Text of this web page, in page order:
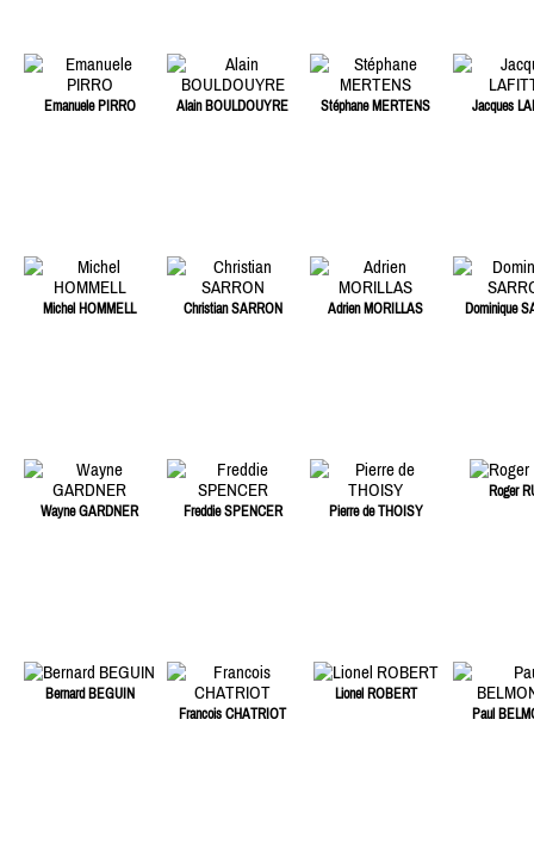
Emanuele PIRRO Alain BOULDOUYRE Stéphane MERTENS Jacques
Michel HOMMELL Christian SARRON Adrien MORILLAS Dominique
Wayne GARDNER Freddie SPENCER Pierre de THOISY
Roger
Bernard BEGUIN
Francois CHATRIOT
Lionel ROBERT
Paul